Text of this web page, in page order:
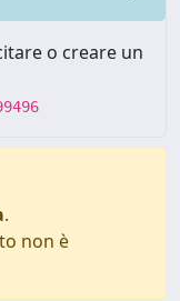
o creare un
.
non è